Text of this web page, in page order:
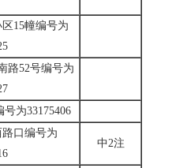
15幢编号为
路52号编号为
号为33175406
口编号为
中2注